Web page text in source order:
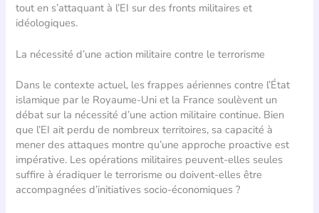
tout en s’attaquant à l’EI sur des fronts militaires et
idéologiques.
La nécessité d’une action militaire contre le terrorisme
Dans le contexte actuel, les frappes aériennes contre l’État
islamique par le Royaume-Uni et la France soulèvent un
débat sur la nécessité d’une action militaire continue. Bien
que l’EI ait perdu de nombreux territoires, sa capacité à
mener des attaques montre qu’une approche proactive est
impérative. Les opérations militaires peuvent-elles seules
suffire à éradiquer le terrorisme ou doivent-elles être
accompagnées d’initiatives socio-économiques ?